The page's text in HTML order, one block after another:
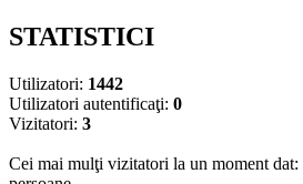
STATISTICI
Utilizatori: 1442
Utilizatori autentificaţi: 0
Vizitatori: 3
Cei mai mulţi vizitatori la un moment dat: